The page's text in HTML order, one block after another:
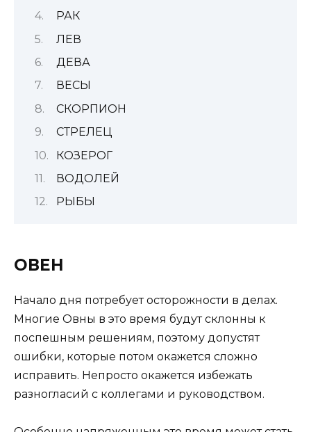
РАК
ЛЕВ
ДЕВА
ВЕСЫ
СКОРПИОН
СТРЕЛЕЦ
КОЗЕРОГ
ВОДОЛЕЙ
РЫБЫ
ОВЕН
Начало дня потребует осторожности в делах.
Многие Овны в это время будут склонны к
поспешным решениям, поэтому допустят
ошибки, которые потом окажется сложно
исправить. Непросто окажется избежать
разногласий с коллегами и руководством.